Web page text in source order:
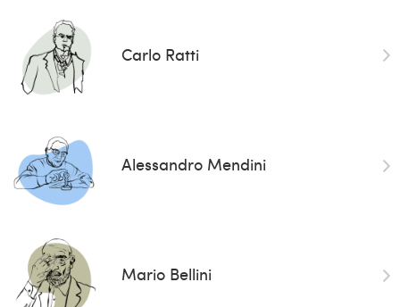
Carlo Ratti
Alessandro Mendini
Mario Bellini